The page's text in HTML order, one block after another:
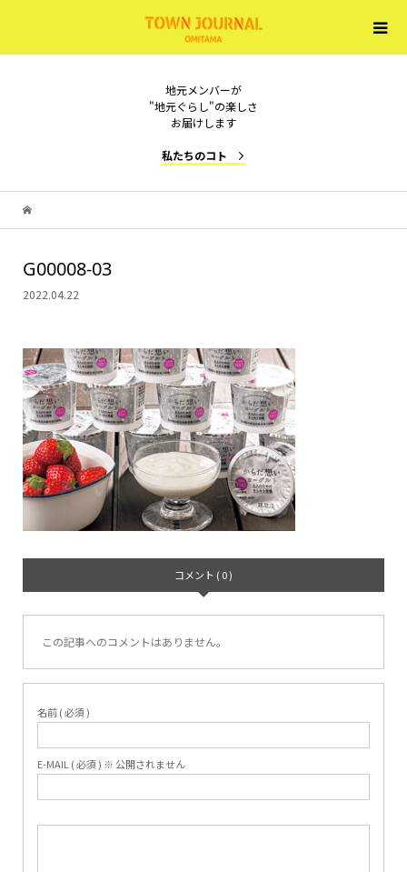
地元メンバーが
"地元ぐらし"の楽しさ
お届けします
私たちのコト
G00008-03
2022.04.22
コメント ( 0 )
この記事へのコメントはありません。
名前 ( 必須 )
E-MAIL ( 必須 ) ※ 公開されません